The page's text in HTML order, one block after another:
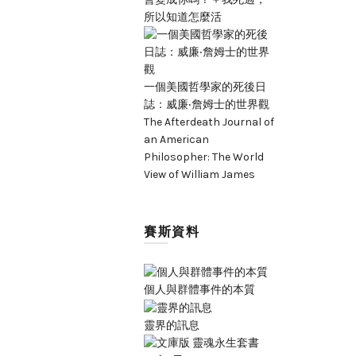
assumptions and many minor
所以知道怎麼活
一個美國哲學家的死後日
誌：威廉‧詹姆士的世界觀
The Afterdeath Journal of
an American
Philosopher: The World
View of William James
賽斯資料
個人與群體事件的本質
靈界的訊息